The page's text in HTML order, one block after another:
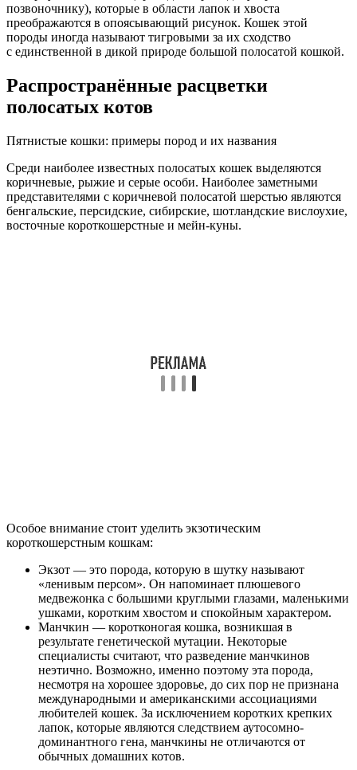
позвоночнику), которые в области лапок и хвоста
преображаются в опоясывающий рисунок. Кошек этой
породы иногда называют тигровыми за их сходство
с единственной в дикой природе большой полосатой кошкой.
Распространённые расцветки
полосатых котов
Пятнистые кошки: примеры пород и их названия
Среди наиболее известных полосатых кошек выделяются
коричневые, рыжие и серые особи. Наиболее заметными
представителями с коричневой полосатой шерстью являются
бенгальские, персидские, сибирские, шотландские вислоухие,
восточные короткошерстные и мейн-куны.
Особое внимание стоит уделить экзотическим
короткошерстным кошкам:
Экзот — это порода, которую в шутку называют
«ленивым персом». Он напоминает плюшевого
медвежонка с большими круглыми глазами, маленькими
ушками, коротким хвостом и спокойным характером.
Манчкин — коротконогая кошка, возникшая в
результате генетической мутации. Некоторые
специалисты считают, что разведение манчкинов
неэтично. Возможно, именно поэтому эта порода,
несмотря на хорошее здоровье, до сих пор не признана
международными и американскими ассоциациями
любителей кошек. За исключением коротких крепких
лапок, которые являются следствием аутосомно-
доминантного гена, манчкины не отличаются от
обычных домашних котов.